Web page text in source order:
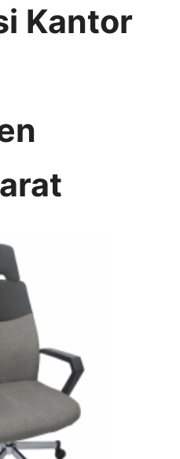
Kantor